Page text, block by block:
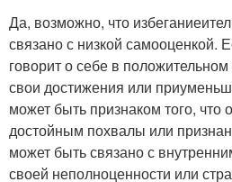
Да, возможно, что
связано с низкой самооценкой.
говорит о себе в
свои достижения или
может быть признаком того, что
достойным похвалы или
может быть связано с
своей неполноценности или